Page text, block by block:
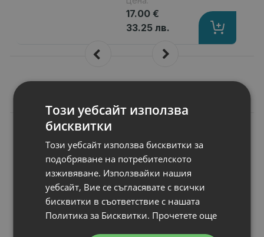
17.00 €
33.25 лв.
N
203X Original Cyan
LaserJet Toner
Cartridge
Брой страници: up to 2500 pages
Съвместимост: HP Color LaserJet
Цвят: Cyan
Този уебсайт използва
бисквитки
Този уебсайт използва бисквитки за
подобряване на потребителското
изживяване. Използвайки нашия
уебсайт, Вие се съгласявате с всички
бисквитки в съответствие с нашата
Политика за Бисквитки. Прочетете още